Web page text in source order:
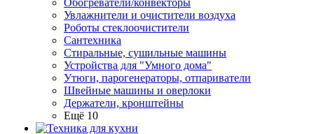
Обогреватели/конвекторы
Увлажнители и очистители воздуха
Роботы стеклоочистители
Сантехника
Стиральные, сушильные машины
Устройства для "Умного дома"
Утюги, парогенераторы, отпариватели
Швейные машины и оверлоки
Держатели, кронштейны
Ещё 10